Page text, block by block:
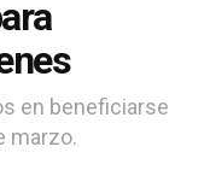
en beneficiarse
marzo.